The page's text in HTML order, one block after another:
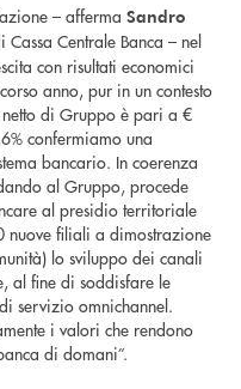
– afferma Sandro
Centrale Banca – nel
con risultati economici
anno, pur in un contesto
netto di Gruppo è pari a €
confermiamo una
bancario. In coerenza
al Gruppo, procede
al presidio territoriale
nuove filiali a dimostrazione
lo sviluppo dei canali
al fine di soddisfare le
servizio omnichannel.
i valori che rendono
di domani”.